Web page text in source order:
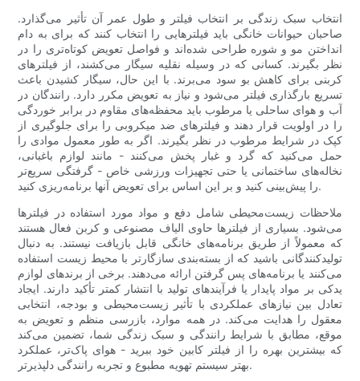
انتخاب سبک زندگی بر انتخاب فیلتر و طول عمر آن تأثیر می‌گذارد.
صاحبان حیوانات خانگی باید فیلترهایی را انتخاب کنند که برای به دام
انداختن مو و شوره طراحی شده‌اند و فواصل تعویض کوتاه‌تری را در
نظر بگیرند. کسانی که در وسیله نقلیه سیگار می‌کشند، از فیلترهای
کربنی برای کاهش بو سود می‌برند. با این حال، سیگار کشیدن باعث
تسریع بارگذاری فیلتر می‌شود و نیاز به تعویض مکرر دارد. رانندگان در
آب و هوای ساحلی یا مرطوب باید محفظه‌های مقاوم در برابر خوردگی
را در اولویت قرار دهند و فیلترهای ضد میکروبی را برای جلوگیری از
کپک در شرایط مرطوب در نظر بگیرند. اگر به طور معمول موادی را
حمل می‌کنید که گرد و غبار پخش می‌کنند - مانند لوازم باغبانی،
نخاله‌های ساختمانی یا حتی تجهیزات ورزشی خاص - گرفتگی سریع‌تر
را پیش‌بینی کنید و بر این اساس برای تعویض آنها برنامه‌ریزی کنید.
ملاحظات زیست‌محیطی شامل دفع و مواد مورد استفاده در فیلترها
می‌شود. بسیاری از فیلترها حاوی الیاف مصنوعی و کربن فعال هستند
که معمولاً از طریق برنامه‌های خانگی قابل بازیافت نیستند. به دنبال
تولیدکنندگانی باشید که از بسته‌بندی سازگارتر با محیط زیست استفاده
می‌کنند یا برنامه‌های پس گرفتن ارائه می‌دهند. برخی از برندهای لوازم
یدکی بر مواد پایدار یا فرآیندهای تولید با انتشار کمتر تأکید دارند. ایجاد
تعادل بین نیازهای عملکردی با تأثیر زیست‌محیطی و بودجه، انتخابی
معقول را هدایت می‌کند. در همه موارد، بازرسی منظم و تعویض به
موقع، مطابق با شرایط رانندگی و سبک زندگی شما، تضمین می‌کند
که بیشترین بهره را از فیلتر کابین خود ببرید - هوای پاک‌تر، عملکرد
بهتر سیستم تهویه مطبوع و تجربه رانندگی دلپذیرتر.